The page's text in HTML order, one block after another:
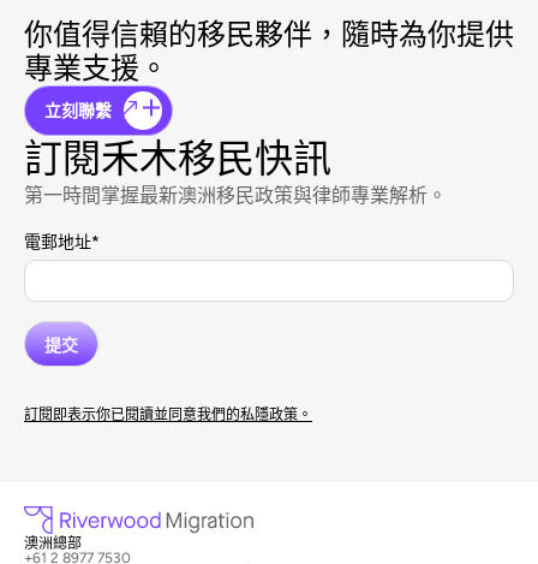
你值得信賴的移民夥伴，隨時為你提供
專業支援。
立刻聯繫
訂閱禾木移民快訊
第一時間掌握最新澳洲移民政策與律師專業解析。
電郵地址*
訂閱即表示你已閱讀並同意我們的私隱政策。
澳洲總部
+61 2 8977 7530